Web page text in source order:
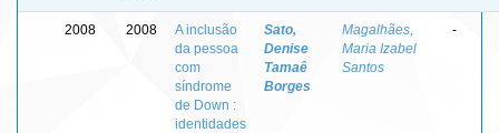
2008 2008
A inclusão
da pessoa
com
síndrome
de Down :
identidades
Sato,
Denise
Tamaê
Borges
Magalhães,
Maria Izabel
Santos
-